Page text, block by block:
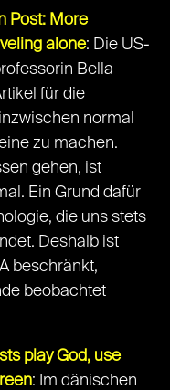
Post: More
alone: Die US-
Bella
für die
normal
zu machen.
gehen, ist
Ein Grund dafür
die uns stets
Deshalb ist
beschränkt,
beobachtet
play God, use
: Im dänischen